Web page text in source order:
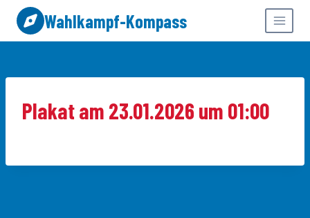
Zum
Inhalt
springen
Wahlkampf-Kompass
Plakat am 23.01.2026 um 01:00